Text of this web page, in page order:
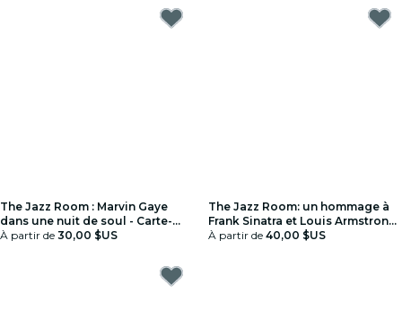
The Jazz Room : Marvin Gaye
dans une nuit de soul - Carte-
cadeau
À partir de 30,00 $US
The Jazz Room: un hommage à
Frank Sinatra et Louis Armstrong
- Carte-cadeau
À partir de 40,00 $US